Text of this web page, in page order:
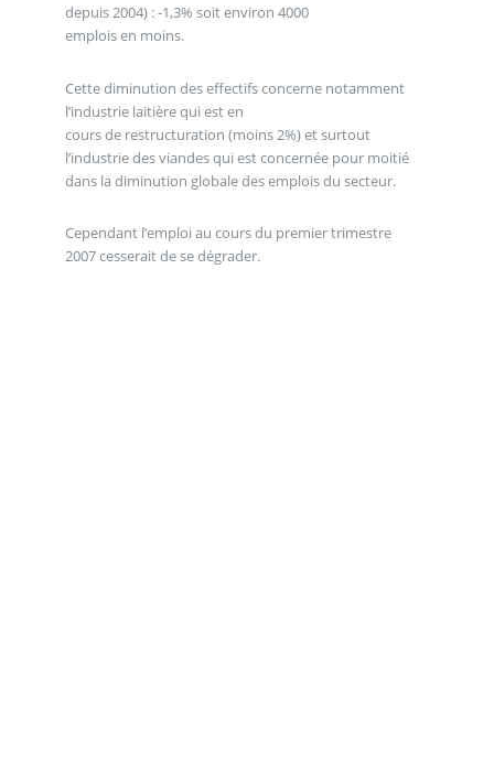
depuis 2004) : -1,3% soit environ 4000
emplois en moins.
Cette diminution des effectifs concerne notamment
l’industrie laitière qui est en
cours de restructuration (moins 2%) et surtout
l’industrie des viandes qui est concernée pour moitié
dans la diminution globale des emplois du secteur.
Cependant l’emploi au cours du premier trimestre
2007 cesserait de se dégrader.